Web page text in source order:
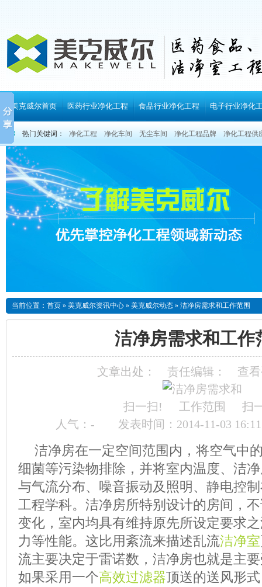
美克威尔首页 医药行业净化工程 食品行业净化工程 电子行业净化
热门关键词： 净化工程 净化车间 无尘车间 净化工程品牌 净化工程供
当前位置： 首页 » 美克威尔资讯中心 » 美克威尔动态 » 洁净房需求和工作范围
洁净房需求和工作
文章出处： 责任编辑： 查
扫一扫!
扫
人气： - 发表时间：2014-11-03
洁净房在一定空间范围内，将空气中
细菌等污染物排除，并将室内温度、洁
与气流分布、噪音振动及照明、静电控
工程学科。洁净房所特别设计的房间，
变化，室内均具有维持原先所设定要求
力等性能。这比用紊流来描述乱流洁净室
流主要决定于雷诺数，洁净房也就是主
如果采用一个高效过滤器顶送的送风形